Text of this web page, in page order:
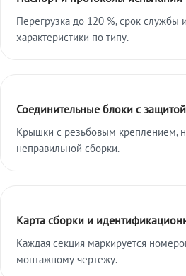
Перегрузка до 120 %, срок службы
характеристики по типу.
Соединительные блоки с
Крышки с резьбовым креплением,
неправильной сборки.
Карта сборки и
Каждая секция маркируется
монтажному чертежу.